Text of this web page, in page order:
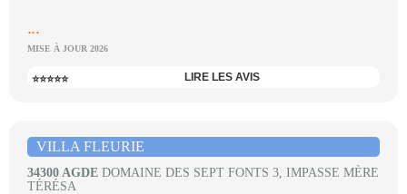
...
MISE À JOUR 2026
⭐⭐⭐⭐⭐ LIRE LES AVIS
VILLA FLEURIE
34300 AGDE DOMAINE DES SEPT FONTS 3, IMPASSE MÈRE
TÉRÉSA